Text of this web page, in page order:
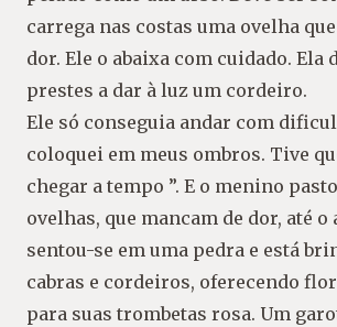
carrega nas costas uma ovelha
dor. Ele o abaixa com cuidado. Ela
prestes a dar à luz um cordeiro.
Ele só conseguia andar com
coloquei em meus ombros. Tive
chegar a tempo ”. E o menino
ovelhas, que mancam de dor, até
sentou-se em uma pedra e está
cabras e cordeiros, oferecendo
para suas trombetas rosa. Um